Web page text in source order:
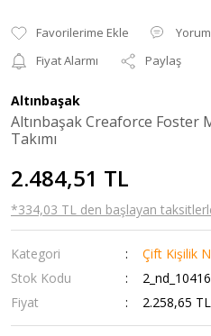
Fiyat Alarmı
Paylaş
Altınbaşak
Altınbaşak Creaforce Foster
Takımı
2.484,51 TL
*334,03 TL den başlayan
Kategori
Çift Kişilik
Stok Kodu
2_nd_10416
Fiyat
2.258,65